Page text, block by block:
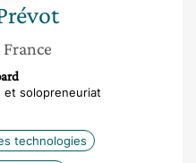
France
et solopreneuriat
technologies